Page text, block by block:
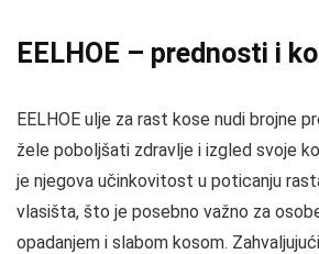
EELHOE – prednosti i
EELHOE ulje za rast kose nudi brojne
žele poboljšati zdravlje i izgled svoje
je njegova učinkovitost u poticanju
vlasišta, što je posebno važno za
opadanjem i slabom kosom.